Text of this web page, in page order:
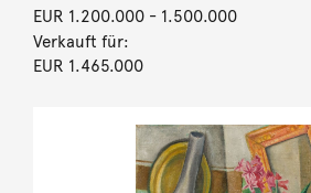
EUR 1.200.000- 1.500.000
Verkauft für:
EUR 1.465.000